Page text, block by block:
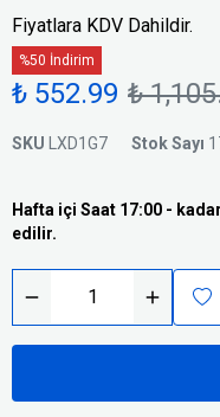
Fiyatlara KDV Dahildir.
%50 İndirim
₺ 552.99 ₺
SKU LXD1G7 Stok Sayı
Hafta içi Saat 17:00 -
edilir.